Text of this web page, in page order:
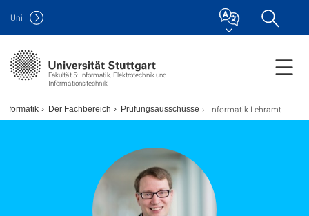
Fakultät 5: Informatik, Elektrotechnik und
Informationstechnik
Uni
Der Fachbereich Prüfungsausschüsse Informatik Lehramt